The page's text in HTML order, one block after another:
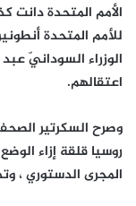
الأمم المتحدة دانت
للأمم المتحدة
الوزراء السودانيّ
اعتقالهم.
وصرح السكرتير
روسيا قلقة إزاء
المجرى الدستوري ،